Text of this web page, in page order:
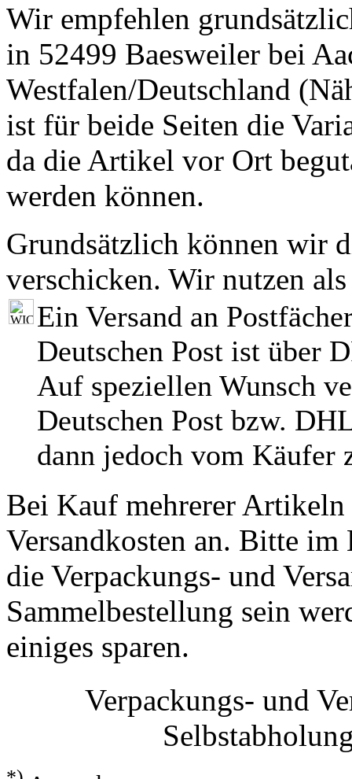
Wir empfehlen
in 52499 Baesweiler bei
Westfalen/Deutschland
ist für beide Seiten die
da die Artikel vor Ort
werden können.
Grundsätzlich können wir
verschicken. Wir nutzen
Ein Versand an
Deutschen Post ist über
Auf speziellen Wunsch
Deutschen Post bzw.
dann jedoch vom Käufer
Bei Kauf mehrerer
Versandkosten an. Bitte
die Verpackungs- und
Sammelbestellung sein
einiges sparen.
Verpackungs- und